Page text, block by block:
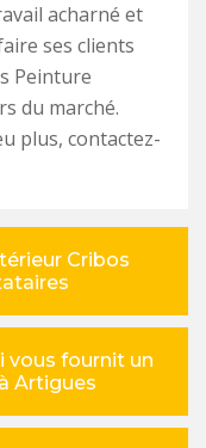
acharné et
ses clients
Peinture
du marché.
plus, contactez-
Cribos
vous fournit un
Artigues